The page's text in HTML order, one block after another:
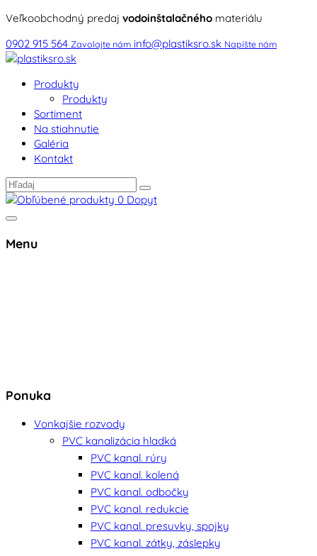
Veľkoobchodný predaj vodoinštalačného materiálu
0902 915 564 Zavolajte nám info@plastiksro.sk Napíšte nám
Produkty
Produkty
Sortiment
Na stiahnutie
Galéria
Kontakt
0 Dopyt
Menu
Ponuka
Vonkajšie rozvody
PVC kanalizácia hladká
PVC kanal. rúry
PVC kanal. kolená
PVC kanal. odbočky
PVC kanal. redukcie
PVC kanal. presuvky, spojky
PVC kanal. zátky, záslepky